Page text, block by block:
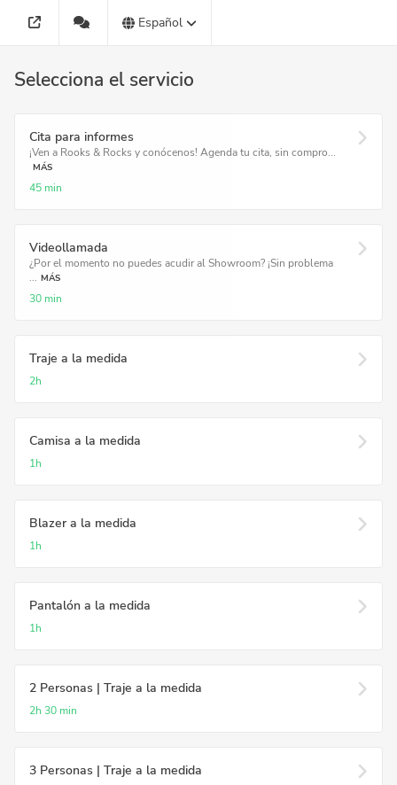
Español
Selecciona el servicio
Cita para informes
¡Ven a Rooks & Rocks y conócenos! Agenda tu cita, sin compro...
MÁS
45 min
Videollamada
¿Por el momento no puedes acudir al Showroom? ¡Sin problema
... MÁS
30 min
Traje a la medida
2h
Camisa a la medida
1h
Blazer a la medida
1h
Pantalón a la medida
1h
2 Personas | Traje a la medida
2h 30 min
3 Personas | Traje a la medida